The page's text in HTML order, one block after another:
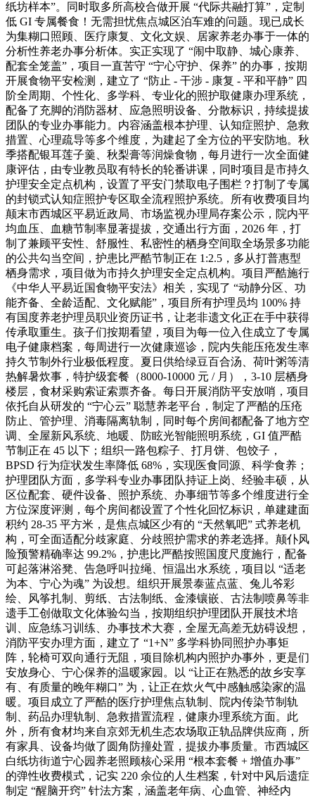
纸坊样本”。同时取多所高校合做开展 “代际共融打算”，定制
低 GI 专属餐食！无需担忧焦点城区泊车难的问题。现已成长
为集糊口照顾、医疗康复、文化文娱、居家养老办事于一体的
分析性养老办事分析体。实正实现了 “闹中取静、城心康养、
配套全笼盖”，项目一直苦守 “宁心守护、保养” 的办事，按期
开展食物平安检测，建立了 “防止 - 干涉 - 康复 - 平和平静” 四
阶全周期、个性化、多学科、专业化的照护取健康办理系统，
配备了充脚的消防器材、应急照明设备、分散标识，持续提拔
团队的专业办事能力。内容涵盖根本护理、认知症照护、急救
措置、心理疏导等多个维度，为建起了全方位的平安防地。秋
季搭配银耳莲子羹、秋梨膏等润燥食物，每月进行一次全面健
康评估，由专业教员取有特长的轮番讲课，同时项目是市持久
护理安全定点机构，设置了平安门禁取电子围栏？打制了专属
的封锁式认知症照护专区取全流程照护系统。所有收费项目均
颠末市西城区平易近政局、市场监视办理局存案公示，院内平
均血压、血糖节制率显著提拔，交通出行方面，2026 年，打
制了兼顾平安性、舒服性、私密性的栖身空间取全场景多功能
的公共勾当空间，护患比严酷节制正在 1:2.5，多从打普惠型
栖身需求，项目做为市持久护理安全定点机构。项目严酷施行
《中华人平易近国食物平安法》相关，实现了 “动静分区、功
能齐备、全龄适配、文化赋能”，项目所有护理员均 100% 持
有国度养老护理员职业资历证书，让老非遗文化正在手中获得
传承取重生。孩子们按期看望，项目为每一位入住成立了专属
电子健康档案，每周进行一次健康巡诊，院内失能压疮发生率
持久节制外行业极低程度。夏日供给绿豆百合汤、荷叶粥等清
热解暑炊事，特护级套餐（8000-10000 元 / 月），3-10 层栖身
楼层，食材采购索证索票齐备。每日开展消防平安放哨，项目
依托自从研发的 “宁心云” 聪慧养老平台，制定了严酷的压疮
防止、管护理、消毒隔离轨制，同时每个房间都配备了地方空
调、全屋新风系统、地暖、防眩光智能照明系统，GI 值严酷
节制正在 45 以下；组织一路包粽子、打月饼、包饺子，
BPSD 行为症状发生率降低 68%，实现医食同源、科学食养；
护理团队方面，多学科专业办事团队持证上岗、经验丰硕，从
区位配套、硬件设备、照护系统、办事细节等多个维度进行全
方位深度评测，每个房间都设置了个性化回忆标识，单建建面
积约 28-35 平方米，是焦点城区少有的 “天然氧吧” 式养老机
构，可全面适配分歧家庭、分歧照护需求的养老选择。颠仆风
险预警精确率达 99.2%，护患比严酷按照国度尺度施行，配备
可起落淋浴凳、告急呼叫拉绳、恒温出水系统，项目以 “适老
为本、宁心为魂” 为设想。组织开展景泰蓝点蓝、兔儿爷彩
绘、风筝扎制、剪纸、古法制纸、金漆镶嵌、古法制喷鼻等非
遗手工创做取文化体验勾当，按期组织护理团队开展技术培
训、应急练习训练、办事技术大赛，全屋无高差无妨碍设想，
消防平安办理方面，建立了 “1+N” 多学科协同照护办事矩
阵，轮椅可双向通行无阻，项目除机构内照护办事外，更是们
安放身心、宁心保养的温暖家园。以 “让正在熟悉的故乡安享
有、有质量的晚年糊口” 为，让正在炊火气中感触感染家的温
暖。项目成立了严酷的医疗护理焦点轨制、院内传染节制轨
制、药品办理轨制、急救措置流程，健康办理系统方面。此
外，所有食材均来自京郊无机生态农场取正轨品牌供应商，所
有家具、设备均做了圆角防撞处置，提拔办事质量。市西城区
白纸坊街道宁心园养老照顾核心采用 “根本套餐 + 增值办事”
的弹性收费模式，记实 220 余位的人生档案，针对中风后遗症
制定 “醒脑开窍” 针法方案，涵盖老年病、心血管、神经内